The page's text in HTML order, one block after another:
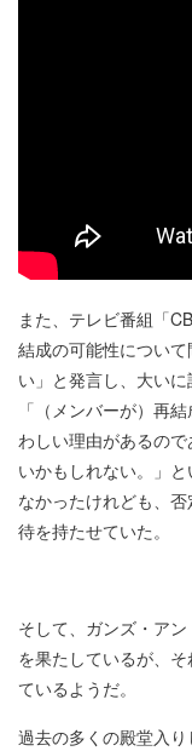
また、テレビ番組「
結成の可能性につい
い」と発言し、大いに
「（メンバーが）再
わしい理由があるの
いかもしれない。」
なかったけれども、
待を持たせていた。
そして、ガンズ・ア
を果たしているが、
ているようだ。
過去の多くの殿堂入